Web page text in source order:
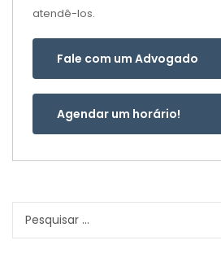
atendê-los.
Fale com um Advogado
Agendar um horário!
Pesquisar